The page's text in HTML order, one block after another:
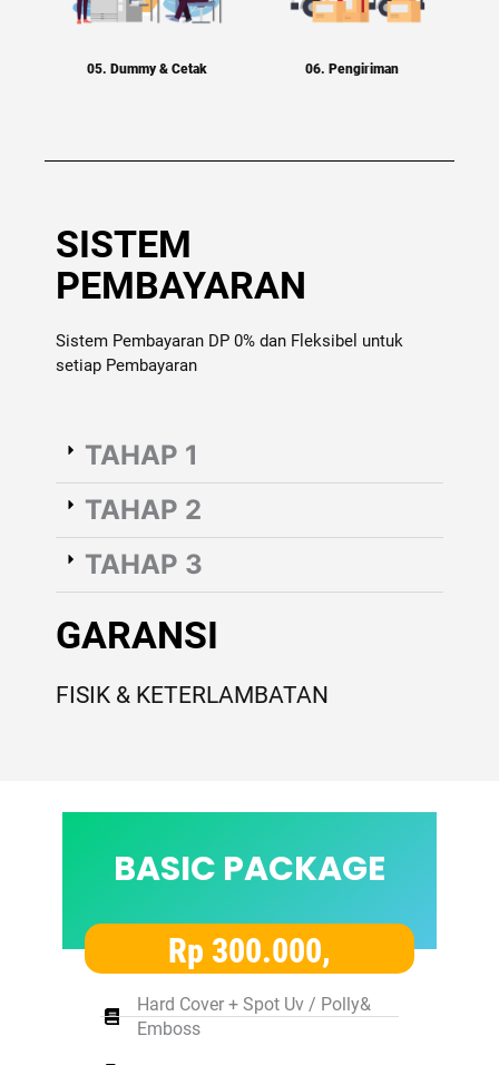
05. Dummy & Cetak 06. Pengiriman
SISTEM
PEMBAYARAN
Sistem Pembayaran DP 0% dan Fleksibel untuk
setiap Pembayaran
TAHAP 1
TAHAP 2
TAHAP 3
GARANSI
FISIK & KETERLAMBATAN
BASIC PACKAGE
Rp 300.000,
Hard Cover + Spot Uv / Polly&
Emboss